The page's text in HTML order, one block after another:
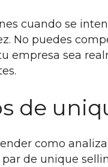
cuando se
No puedes
empresa sea
de
como
de unique